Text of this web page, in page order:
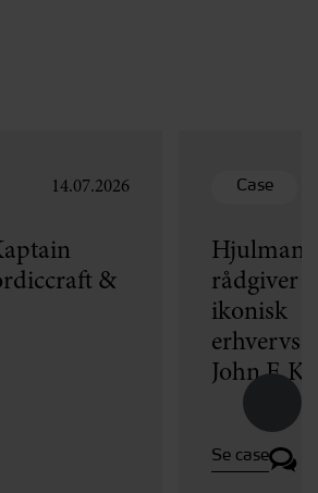
14.07.2026
&
Case
rådgiver
ikonisk
John F.
Se case